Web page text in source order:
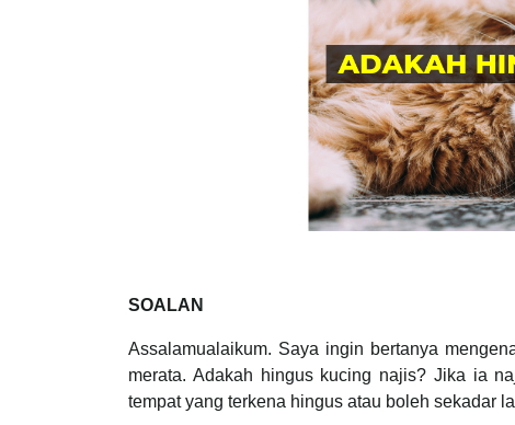
SOALAN
Assalamualaikum. Saya ingin bertanya
merata. Adakah hingus kucing najis? Jika ia
tempat yang terkena hingus atau boleh sekadar